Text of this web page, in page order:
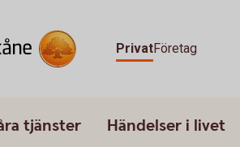
PrivatFöretag
tjänster Händelser i livet